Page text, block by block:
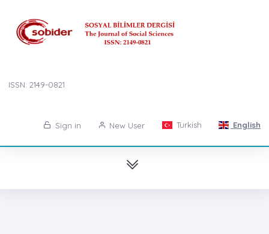
ISSN: 2149-0821
Sign in New User Turkish English